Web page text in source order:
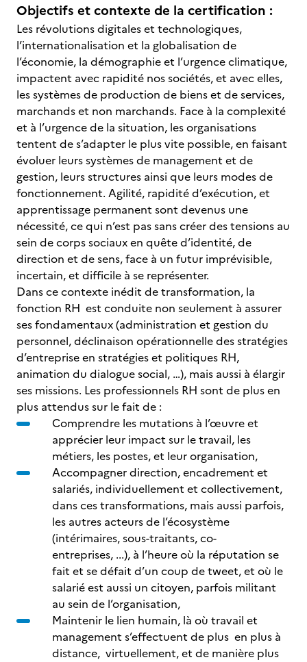
Objectifs et contexte de la certification :
Les révolutions digitales et technologiques,
l’internationalisation et la globalisation de
l’économie, la démographie et l’urgence climatique,
impactent avec rapidité nos sociétés, et avec elles,
les systèmes de production de biens et de services,
marchands et non marchands. Face à la complexité
et à l’urgence de la situation, les organisations
tentent de s’adapter le plus vite possible, en faisant
évoluer leurs systèmes de management et de
gestion, leurs structures ainsi que leurs modes de
fonctionnement. Agilité, rapidité d’exécution, et
apprentissage permanent sont devenus une
nécessité, ce qui n’est pas sans créer des tensions au
sein de corps sociaux en quête d’identité, de
direction et de sens, face à un futur imprévisible,
incertain, et difficile à se représenter.
Dans ce contexte inédit de transformation, la
fonction RH est conduite non seulement à assurer
ses fondamentaux (administration et gestion du
personnel, déclinaison opérationnelle des stratégies
d’entreprise en stratégies et politiques RH,
animation du dialogue social, …), mais aussi à élargir
ses missions. Les professionnels RH sont de plus en
plus attendus sur le fait de :
Comprendre les mutations à l’œuvre et
apprécier leur impact sur le travail, les
métiers, les postes, et leur organisation,
Accompagner direction, encadrement et
salariés, individuellement et collectivement,
dans ces transformations, mais aussi parfois,
les autres acteurs de l’écosystème
(intérimaires, sous-traitants, co-
entreprises, ...), à l’heure où la réputation se
fait et se défait d’un coup de tweet, et où le
salarié est aussi un citoyen, parfois militant
au sein de l’organisation,
Maintenir le lien humain, là où travail et
management s’effectuent de plus en plus à
distance, virtuellement, et de manière plus